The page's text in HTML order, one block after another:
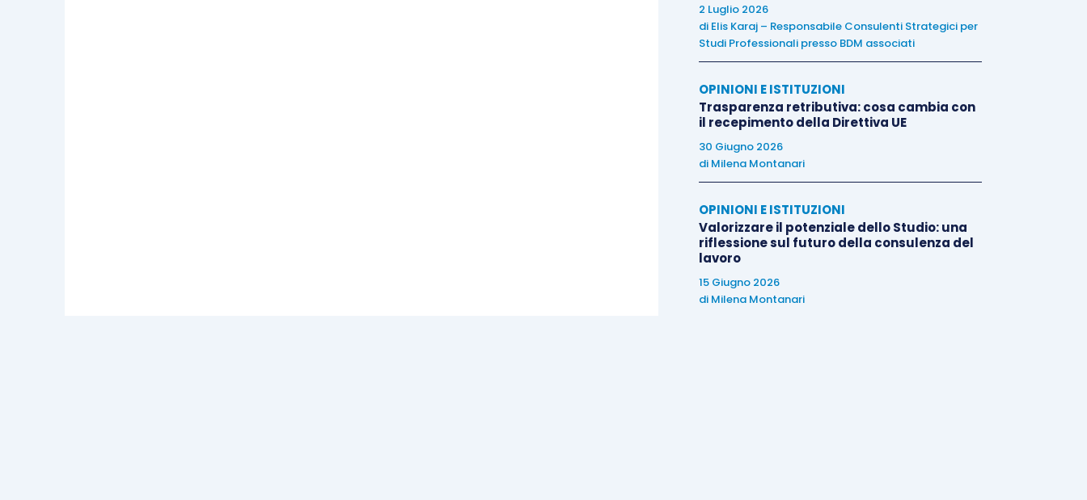
2 Luglio 2026
di Elis Karaj – Responsabile Consulenti Strategici per
Studi Professionali presso BDM associati
OPINIONI E ISTITUZIONI
Trasparenza retributiva: cosa cambia con
il recepimento della Direttiva UE
30 Giugno 2026
di Milena Montanari
OPINIONI E ISTITUZIONI
Valorizzare il potenziale dello Studio: una
riflessione sul futuro della consulenza del
lavoro
15 Giugno 2026
di Milena Montanari